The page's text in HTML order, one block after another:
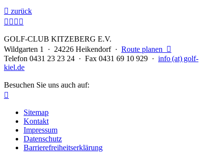
 zurück
   
GOLF-CLUB KITZEBERG E.V.
Wildgarten 1 · 24226 Heikendorf · Route planen

Telefon 0431 23 23 24 · Fax 0431 69 10 929 · info (at) golf-
kiel.de
Besuchen Sie uns auch auf:

Sitemap
Kontakt
Impressum
Datenschutz
Barrierefreiheitserklärung